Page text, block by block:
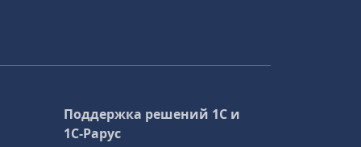
Поддержка решений 1С и
1С‑Рарус